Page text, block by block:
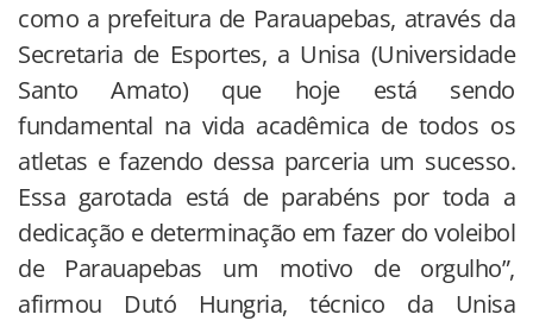
como a prefeitura de Parauapebas, através da
Secretaria de Esportes, a Unisa (Universidade
Santo Amato) que hoje está sendo
fundamental na vida acadêmica de todos os
atletas e fazendo dessa parceria um sucesso.
Essa garotada está de parabéns por toda a
dedicação e determinação em fazer do voleibol
de Parauapebas um motivo de orgulho”,
afirmou Dutó Hungria, técnico da Unisa